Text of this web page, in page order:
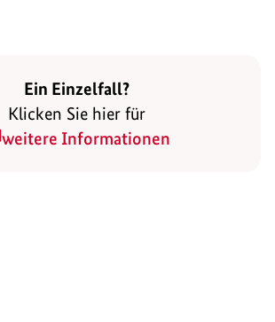
Ein Einzelfall?
Klicken Sie hier für
weitere Informationen